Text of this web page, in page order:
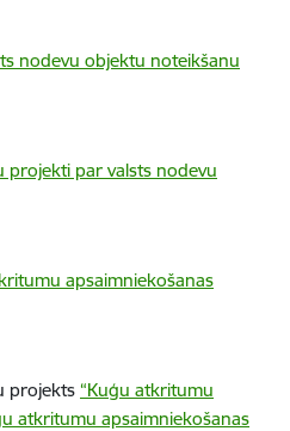
nodevu objektu noteikšanu
par valsts nodevu
apsaimniekošanas
projekts “Kuģu atkritumu
atkritumu apsaimniekošanas